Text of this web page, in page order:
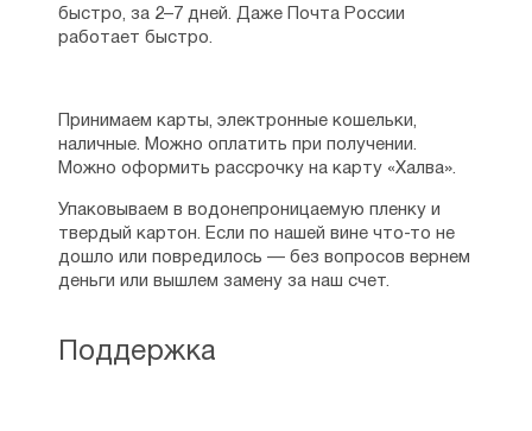
Поддержка
быстро, за 2–7 дней. Даже Почта России
работает быстро.
Принимаем карты, электронные кошельки,
наличные. Можно оплатить при получении.
Можно оформить рассрочку на карту «Халва».
Упаковываем в водонепроницаемую пленку и
твердый картон. Если по нашей вине что-то не
дошло или повредилось — без вопросов вернем
деньги или вышлем замену за наш счет.